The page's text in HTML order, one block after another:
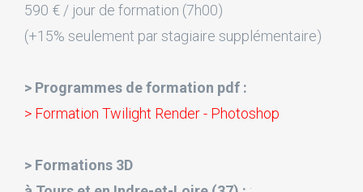
590 € / jour de formation (7h00)
(+15% seulement par stagiaire supplémentaire)
> Programmes de formation pdf :
> Formation Twilight Render - Photoshop
> Formations 3D